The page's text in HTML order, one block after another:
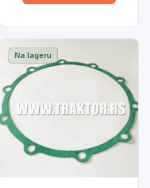
Na lageru